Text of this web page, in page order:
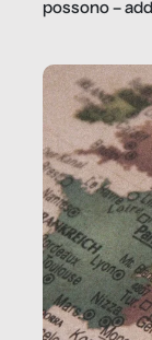
possono –